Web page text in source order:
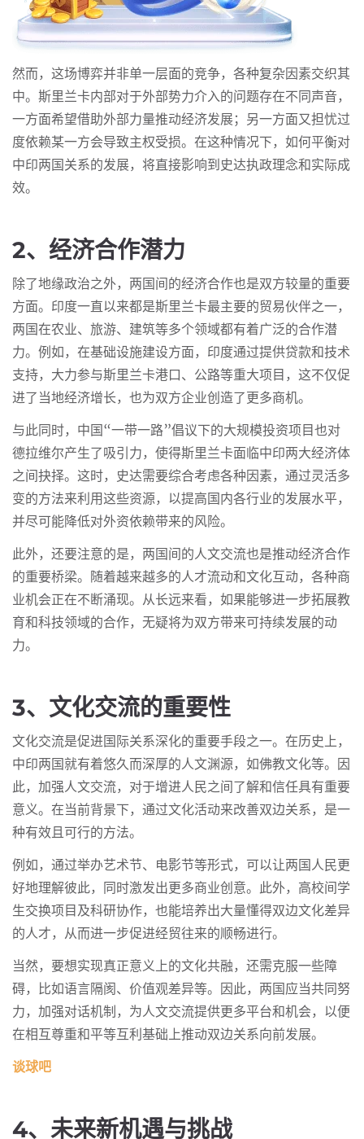
然而，这场博弈并非单一层面的竞争，各种复杂因素交织其
中。斯里兰卡内部对于外部势力介入的问题存在不同声音，
一方面希望借助外部力量推动经济发展；另一方面又担忧过
度依赖某一方会导致主权受损。在这种情况下，如何平衡对
中印两国关系的发展，将直接影响到史达执政理念和实际成
效。
2、经济合作潜力
除了地缘政治之外，两国间的经济合作也是双方较量的重要
方面。印度一直以来都是斯里兰卡最主要的贸易伙伴之一，
两国在农业、旅游、建筑等多个领域都有着广泛的合作潜
力。例如，在基础设施建设方面，印度通过提供贷款和技术
支持，大力参与斯里兰卡港口、公路等重大项目，这不仅促
进了当地经济增长，也为双方企业创造了更多商机。
与此同时，中国“一带一路”倡议下的大规模投资项目也对
德拉维尔产生了吸引力，使得斯里兰卡面临中印两大经济体
之间抉择。这时，史达需要综合考虑各种因素，通过灵活多
变的方法来利用这些资源，以提高国内各行业的发展水平，
并尽可能降低对外资依赖带来的风险。
此外，还要注意的是，两国间的人文交流也是推动经济合作
的重要桥梁。随着越来越多的人才流动和文化互动，各种商
业机会正在不断涌现。从长远来看，如果能够进一步拓展教
育和科技领域的合作，无疑将为双方带来可持续发展的动
力。
3、文化交流的重要性
文化交流是促进国际关系深化的重要手段之一。在历史上，
中印两国就有着悠久而深厚的人文渊源，如佛教文化等。因
此，加强人文交流，对于增进人民之间了解和信任具有重要
意义。在当前背景下，通过文化活动来改善双边关系，是一
种有效且可行的方法。
例如，通过举办艺术节、电影节等形式，可以让两国人民更
好地理解彼此，同时激发出更多商业创意。此外，高校间学
生交换项目及科研协作，也能培养出大量懂得双边文化差异
的人才，从而进一步促进经贸往来的顺畅进行。
当然，要想实现真正意义上的文化共融，还需克服一些障
碍，比如语言隔阂、价值观差异等。因此，两国应当共同努
力，加强对话机制，为人文交流提供更多平台和机会，以便
在相互尊重和平等互利基础上推动双边关系向前发展。
谈球吧
4、未来新机遇与挑战